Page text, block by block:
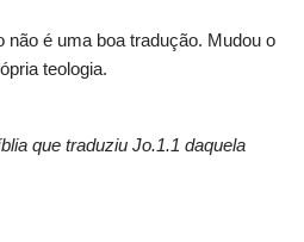
não é uma boa tradução. Mudou o
teologia.
que traduziu Jo.1.1 daquela